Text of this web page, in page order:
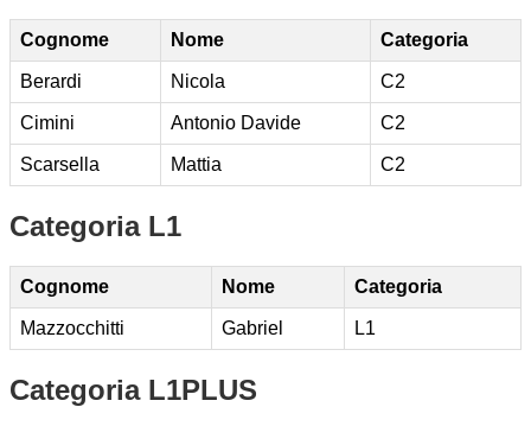
Cognome Nome Categoria
Berardi Nicola C2
Cimini Antonio Davide C2
Scarsella Mattia C2
Categoria L1
Cognome Nome Categoria
Mazzocchitti Gabriel L1
Categoria L1PLUS